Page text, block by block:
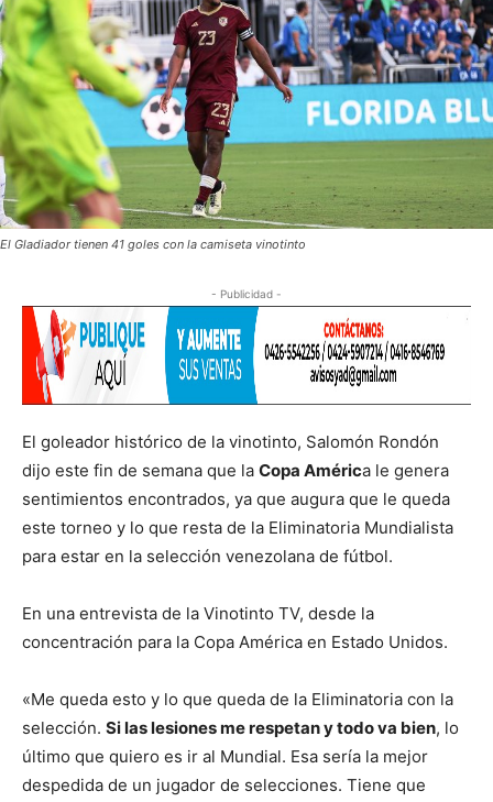
El Gladiador tienen 41 goles con la camiseta vinotinto
- Publicidad -
El goleador histórico de la vinotinto, Salomón Rondón
dijo este fin de semana que la Copa América le genera
sentimientos encontrados, ya que augura que le queda
este torneo y lo que resta de la Eliminatoria Mundialista
para estar en la selección venezolana de fútbol.
En una entrevista de la Vinotinto TV, desde la
concentración para la Copa América en Estado Unidos.
«Me queda esto y lo que queda de la Eliminatoria con la
selección. Si las lesiones me respetan y todo va bien, lo
último que quiero es ir al Mundial. Esa sería la mejor
despedida de un jugador de selecciones. Tiene que